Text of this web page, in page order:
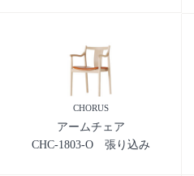
CHORUS
アームチェア
CHC-1803-O 張り込み